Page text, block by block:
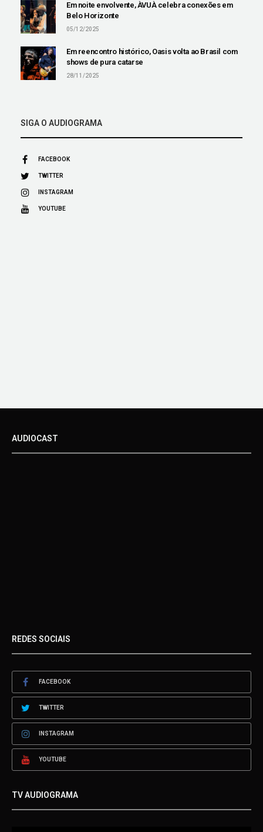
Em noite envolvente, ÀVUÀ celebra conexões em
Belo Horizonte
05/12/2025
Em reencontro histórico, Oasis volta ao Brasil com
shows de pura catarse
28/11/2025
SIGA O AUDIOGRAMA
FACEBOOK
TWITTER
INSTAGRAM
YOUTUBE
AUDIOCAST
REDES SOCIAIS
FACEBOOK
TWITTER
INSTAGRAM
YOUTUBE
TV AUDIOGRAMA